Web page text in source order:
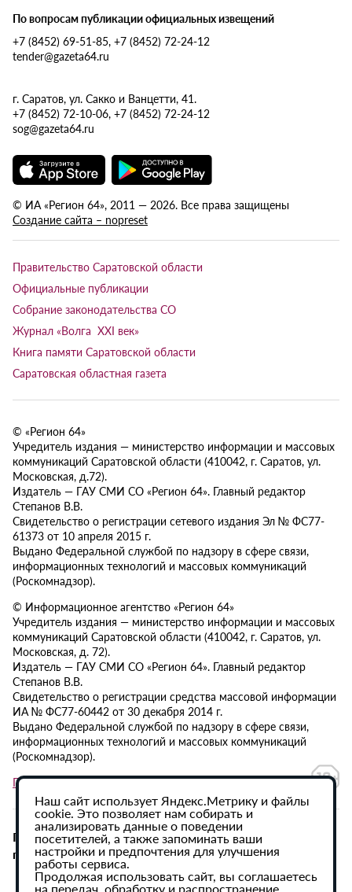
По вопросам публикации официальных извещений
+7 (8452) 69-51-85, +7 (8452) 72-24-12
tender@gazeta64.ru
г. Саратов, ул. Сакко и Ванцетти, 41.
+7 (8452) 72-10-06, +7 (8452) 72-24-12
sog@gazeta64.ru
© ИА «Регион 64», 2011 — 2026. Все права защищены
Создание сайта – nopreset
Правительство Саратовской области
Официальные публикации
Собрание законодательства СО
Журнал «Волга XXI век»
Книга памяти Саратовской области
Саратовская областная газета
© «Регион 64»
Учредитель издания — министерство информации и массовых
коммуникаций Саратовской области (410042, г. Саратов, ул.
Московская, д.72).
Издатель — ГАУ СМИ СО «Регион 64». Главный редактор
Степанов В.В.
Свидетельство о регистрации сетевого издания Эл № ФС77-
61373 от 10 апреля 2015 г.
Выдано Федеральной службой по надзору в сфере связи,
информационных технологий и массовых коммуникаций
(Роскомнадзор).
© Информационное агентство «Регион 64»
Учредитель издания — министерство информации и массовых
коммуникаций Саратовской области (410042, г. Саратов, ул.
Московская, д. 72).
Издатель — ГАУ СМИ СО «Регион 64». Главный редактор
Степанов В.В.
Свидетельство о регистрации средства массовой информации
ИА № ФС77-60442 от 30 декабря 2014 г.
Выдано Федеральной службой по надзору в сфере связи,
информационных технологий и массовых коммуникаций
(Роскомнадзор).
Политика в отношении обработки персональных данных
При использовании материалов сайта активная
гиперссылка на ИА «Регион 64» обязательна.
Наш сайт использует Яндекс.Метрику и файлы
cookie. Это позволяет нам собирать и
анализировать данные о поведении
посетителей, а также запоминать ваши
настройки и предпочтения для улучшения
работы сервиса.
Продолжая использовать сайт, вы соглашаетесь